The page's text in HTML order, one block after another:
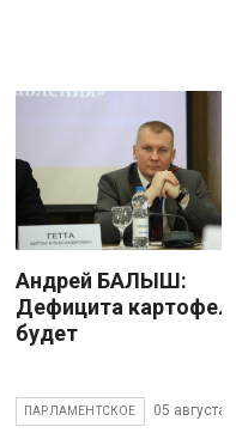
Андрей БАЛЫШ:
Дефицита
будет
ПАРЛАМЕНТСКОЕ 05 августа